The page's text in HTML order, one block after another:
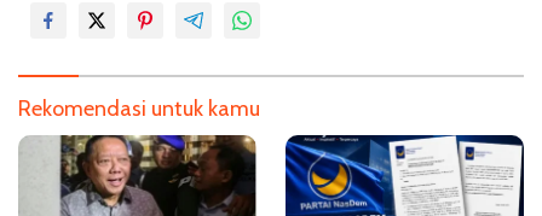
iRekomendasi untuk kamu